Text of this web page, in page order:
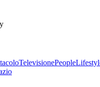
TelevisionePeople